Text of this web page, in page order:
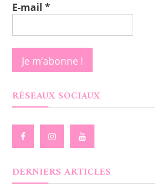
E-mail *
RÉSEAUX SOCIAUX
DERNIERS ARTICLES